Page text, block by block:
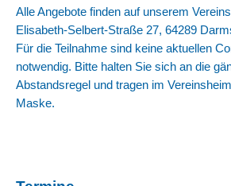
Alle Angebote finden auf unserem
Elisabeth-Selbert-Straße 27, 64289
Für die Teilnahme sind keine aktuellen
notwendig. Bitte halten Sie sich an die
Abstandsregel und tragen im
Maske.